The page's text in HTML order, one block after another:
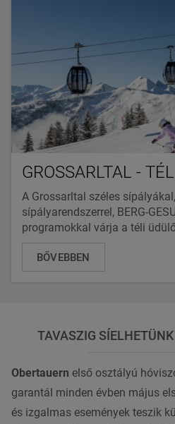
GROSSARLTAL - TÉL
A Grossarltal széles
sípályarendszerrel, BERG-
programokkal várja a téli
BŐVEBBEN
TAVASZIG
Obertauern első osztályú
garantál minden évben május
és izgalmas események teszik